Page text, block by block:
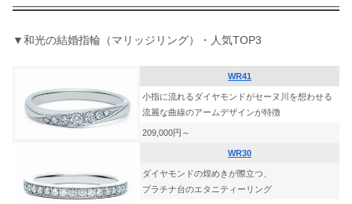
▼和光の結婚指輪（マリッジリング）・人気TOP3​​
WR41
小指に流れるダイヤモンドがセーヌ川を想わせる
流麗な曲線のアームデザインが特徴
209,000円～
WR30
ダイヤモンドの煌めきが際立つ、
プラチナ台のエタニティーリング